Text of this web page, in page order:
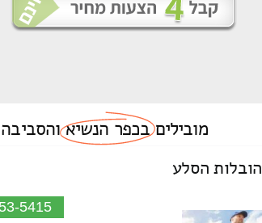
מוביליםבכפר הנשיאוהסביבה
הובלות הסלע
5415